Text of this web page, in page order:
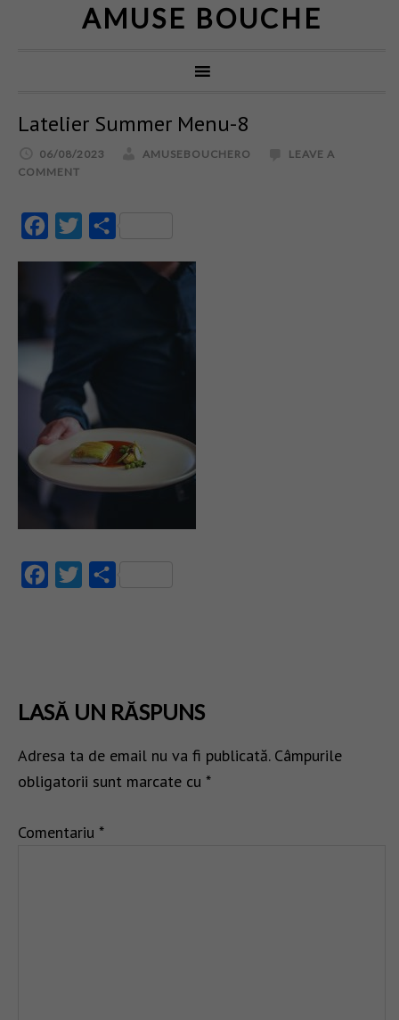
AMUSE BOUCHE
Latelier Summer Menu-8
06/08/2023 AMUSEBOUCHERO
LEAVE A
COMMENT
FacebookTwitter
FacebookTwitter
LASĂ UN RĂSPUNS
Adresa ta de email nu va fi publicată. Câmpurile
obligatorii sunt marcate cu *
Comentariu *